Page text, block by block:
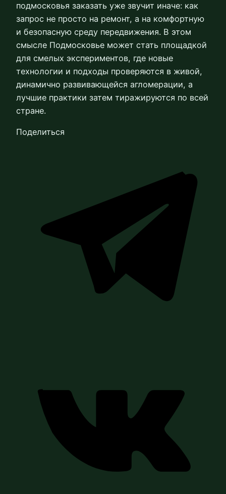
подмосковья заказать уже звучит иначе: как
запрос не просто на ремонт, а на комфортную
и безопасную среду передвижения. В этом
смысле Подмосковье может стать площадкой
для смелых экспериментов, где новые
технологии и подходы проверяются в живой,
динамично развивающейся агломерации, а
лучшие практики затем тиражируются по всей
стране.
Поделиться